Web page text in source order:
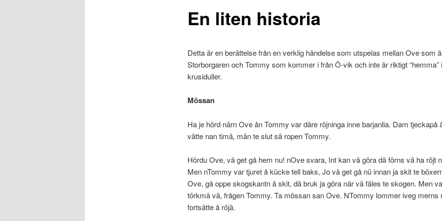
En liten historia
Detta är en berättelse från en verklig händelse som utspelas mellan Ove som
Storborgaren och Tommy som kommer i från Ö-vik och inte är riktigt “hemma”
krusiduller.
Mössan
Ha je hörd närn Ove ån Tommy var däre röjninga inne barjanlia. Dam tjeckapå
vätte nan timä, män te slut sä ropen Tommy.
Hördu Ove, vä get gå hem nu! nOve svara, Int kan vä göra dä förns vä ha röjt
Men nTommy var tjuret å kûcke tell baks, Jo vä get gå nû innan ja skit te
Ove, gå oppe skogskantn å skit, dä bruk ja göra när vä fäles te skogen. Men
törkmä vä, frågen Tommy. Ta mössan san Ove. NTommy lommer iveg merns
fortsätte å röjä.